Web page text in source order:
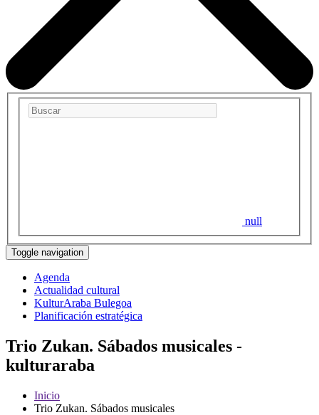
null
Toggle navigation
Agenda
Actualidad cultural
KulturAraba Bulegoa
Planificación estratégica
Trio Zukan. Sábados musicales -
kulturaraba
Inicio
Trio Zukan. Sábados musicales